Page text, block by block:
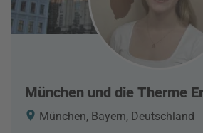
München und die Therme
München, Bayern, Deutschland